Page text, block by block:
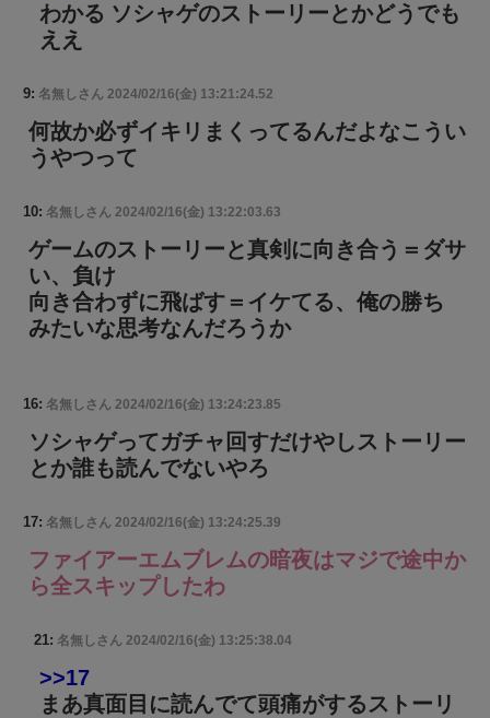
わかる ソシャゲのストーリーとかどうでも
ええ
9: 名無しさん 2024/02/16(金) 13:21:24.52
何故か必ずイキリまくってるんだよなこうい
うやつって
10: 名無しさん 2024/02/16(金) 13:22:03.63
ゲームのストーリーと真剣に向き合う＝ダサ
い、負け
向き合わずに飛ばす＝イケてる、俺の勝ち
みたいな思考なんだろうか
16: 名無しさん 2024/02/16(金) 13:24:23.85
ソシャゲってガチャ回すだけやしストーリー
とか誰も読んでないやろ
17: 名無しさん 2024/02/16(金) 13:24:25.39
ファイアーエムブレムの暗夜はマジで途中か
ら全スキップしたわ
21: 名無しさん 2024/02/16(金) 13:25:38.04
>>17
まあ真面目に読んでて頭痛がするストーリ